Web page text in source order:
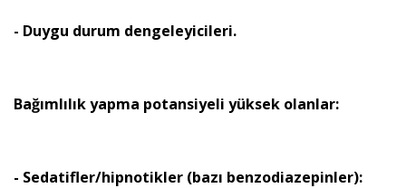
- Duygu durum dengeleyicileri.
Bağımlılık yapma potansiyeli yüksek olanlar:
- Sedatifler/hipnotikler (bazı benzodiazepinler):